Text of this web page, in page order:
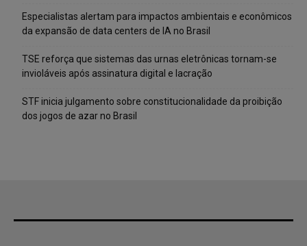
Especialistas alertam para impactos ambientais e econômicos
da expansão de data centers de IA no Brasil
TSE reforça que sistemas das urnas eletrônicas tornam-se
invioláveis após assinatura digital e lacração
STF inicia julgamento sobre constitucionalidade da proibição
dos jogos de azar no Brasil